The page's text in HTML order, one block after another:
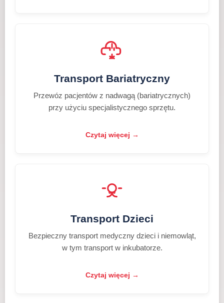
Transport Bariatryczny
Przewóz pacjentów z nadwagą (bariatrycznych)
przy użyciu specjalistycznego sprzętu.
Czytaj więcej →
Transport Dzieci
Bezpieczny transport medyczny dzieci i niemowląt,
w tym transport w inkubatorze.
Czytaj więcej →